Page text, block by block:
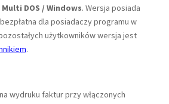
DOS / Windows. Wersja posiada
dla posiadaczy programu w
użytkowników wersja jest
.
wydruku faktur przy włączonych